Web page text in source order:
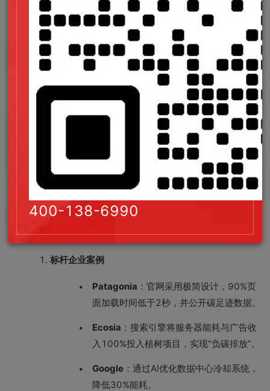
载。
暗色模式（Dark Mode）
通过CSS媒体查询（prefers-color-
scheme）适配用户偏好降低OLED屏幕设
备的能耗。
提供“低碳浏览”选项（如默认关闭自动播
放视频），鼓励用户参与节能行动。
标杆企业案例
Patagonia ：官网采用极简设计，90%页
面加载时间低于2秒，并公开碳足迹数据。
Ecosia ：搜索引擎将服务器能耗与广告收
入100%投入植树项目，实现“负碳排放”。
Google ：通过AI优化数据中心冷却系统，
降低30%能耗。
400-138-6990